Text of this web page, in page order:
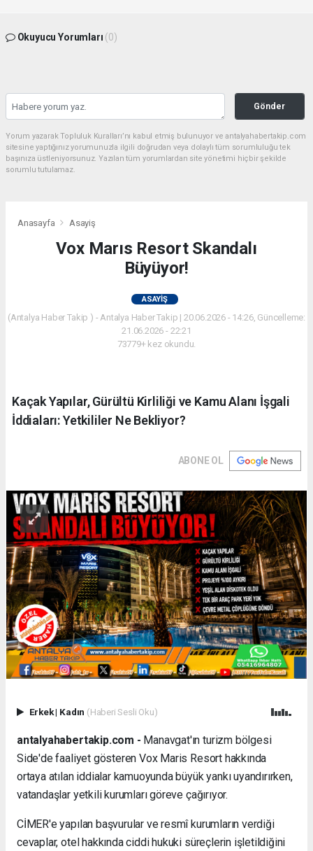
Okuyucu Yorumları (0)
Gönder
Yorum yazarak Topluluk Kuralları’nı kabul etmiş bulunuyor ve antalyahabertakip.com
sitesine yaptığınız yorumunuzla ilgili doğrudan veya dolaylı tüm sorumluluğu tek
başınıza üstleniyorsunuz. Yazılan tüm yorumlardan site yönetimi hiçbir şekilde
sorumlu tutulamaz.
Anasayfa Asayiş
Vox Marıs Resort Skandalı
Büyüyor!
ASAYIŞ
(Antalya Haber Takip ) - Antalya Haber Takip | 20.06.2026 - 14:26, Güncelleme:
21.06.2026 - 22:21
73779+ kez okundu.
Kaçak Yapılar, Gürültü Kirliliği ve Kamu Alanı İşgali
İddiaları: Yetkililer Ne Bekliyor?
ABONE OL
Erkek| Kadın (Haberi Sesli Oku)
antalyahabertakip.com - Manavgat'ın turizm bölgesi
Side'de faaliyet gösteren Vox Maris Resort hakkında
ortaya atılan iddialar kamuoyunda büyük yankı uyandırırken,
vatandaşlar yetkili kurumları göreve çağırıyor.
CİMER'e yapılan başvurular ve resmî kurumların verdiği
cevaplar, otel hakkında ciddi hukuki süreçlerin işletildiğini